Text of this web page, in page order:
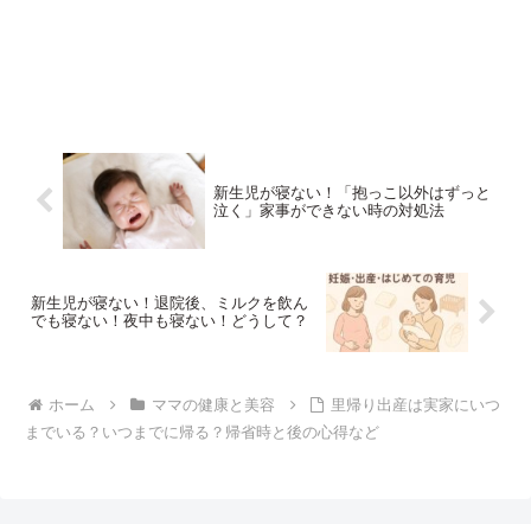
新生児が寝ない！「抱っこ以外はずっと
泣く」家事ができない時の対処法
新生児が寝ない！退院後、ミルクを飲ん
でも寝ない！夜中も寝ない！どうして？
ホーム ママの健康と美容
里帰り出産は実家にいつ
までいる？いつまでに帰る？帰省時と後の心得など